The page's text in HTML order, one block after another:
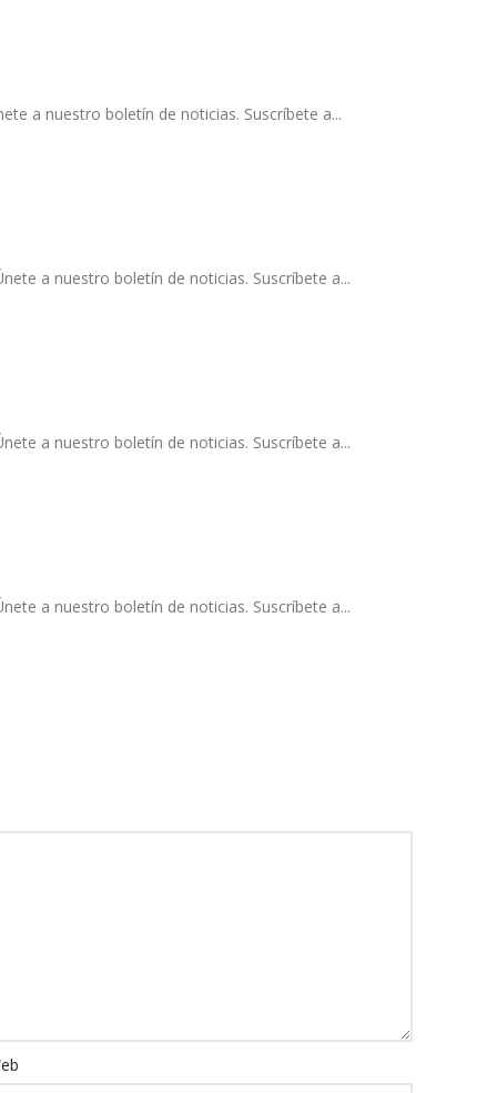
a nuestro boletín de noticias. Suscríbete a...
a nuestro boletín de noticias. Suscríbete a...
a nuestro boletín de noticias. Suscríbete a...
a nuestro boletín de noticias. Suscríbete a...